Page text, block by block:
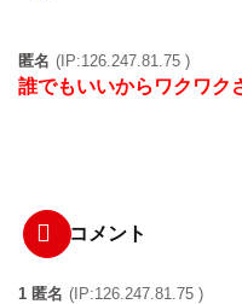
匿名 (IP:126.247.81.75 )
誰でもいいからワクワク
コメント
1 匿名 (IP:126.247.81.75 )